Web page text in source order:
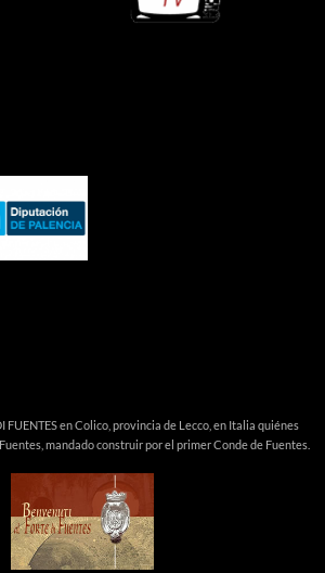
FUENTES en Colico, provincia de Lecco, en Italia quiénes
mandado construir por el primer Conde de Fuentes.